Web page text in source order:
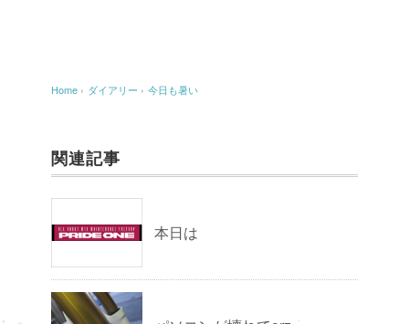
Home › ダイアリー › 今日も暑い
関連記事
本日は